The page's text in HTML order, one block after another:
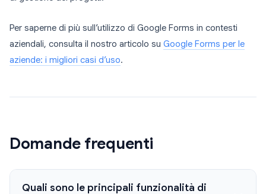
Per saperne di più sull’utilizzo di Google Forms in contesti
aziendali, consulta il nostro articolo su Google Forms per le
aziende: i migliori casi d’uso.
Domande frequenti
Quali sono le principali funzionalità di